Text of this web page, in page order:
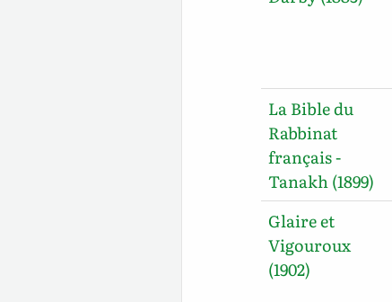
La Bible du
Rabbinat
français -
Tanakh (1899)
Glaire et
Vigouroux
(1902)